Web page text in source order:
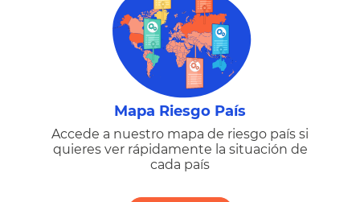
Mapa Riesgo País
Accede a nuestro mapa de riesgo país si
quieres ver rápidamente la situación de
cada país